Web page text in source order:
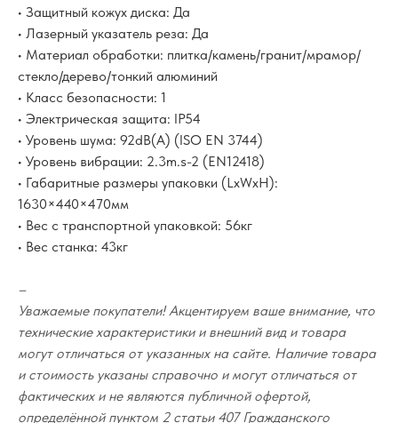
• Защитный кожух диска: Да
• Лазерный указатель реза: Да
• Материал обработки: плитка/камень/гранит/мрамор/
стекло/дерево/тонкий алюминий
• Класс безопасности: 1
• Электрическая защита: IP54
• Уровень шума: 92dB(A) (ISO EN 3744)
• Уровень вибрации: 2.3m.s-2 (EN12418)
• Габаритные размеры упаковки (LxWxH):
1630×440×470мм
• Вес с транспортной упаковкой: 56кг
• Вес станка: 43кг
–
Уважаемые покупатели! Акцентируем ваше внимание, что
технические характеристики и внешний вид и товара
могут отличаться от указанных на сайте. Наличие товара
и стоимость указаны справочно и могут отличаться от
фактических и не являются публичной офертой,
определённой пунктом 2 статьи 407 Гражданского